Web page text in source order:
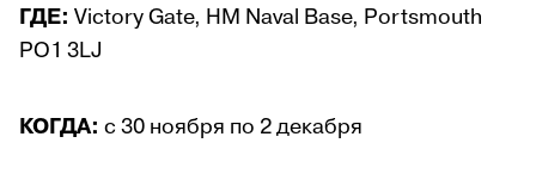
ГДЕ: Victory Gate, HM Naval Base, Portsmouth
PO1 3LJ
КОГДА: с 30 ноября по 2 декабря